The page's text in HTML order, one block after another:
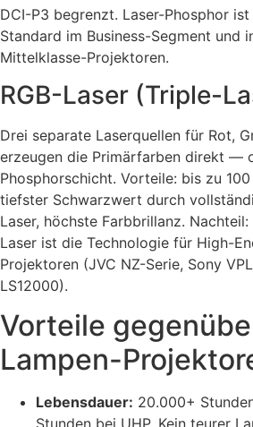
DCI-P3 begrenzt. Laser-Phosphor
Standard im Business-Segment und
Mittelklasse-Projektoren.
RGB-Laser (Triple-
Drei separate Laserquellen für Rot,
erzeugen die Primärfarben direkt —
Phosphorschicht. Vorteile: bis zu
tiefster Schwarzwert durch
Laser, höchste Farbbrillanz. Nachteil:
Laser ist die Technologie für High-
Projektoren (JVC NZ-Serie, Sony
LS12000).
Vorteile
Lampen-
Lebensdauer: 20.000+